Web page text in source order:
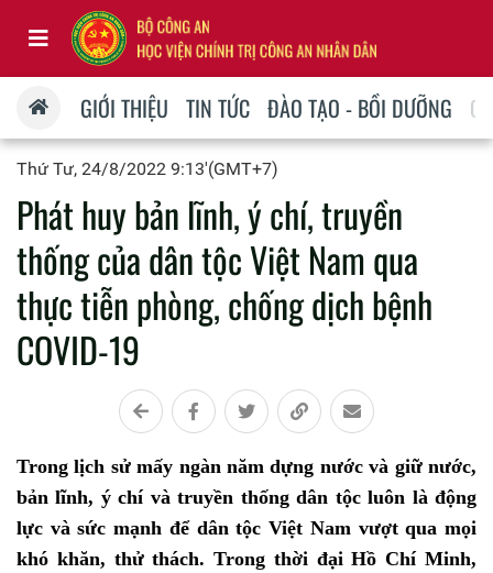
GIỚI THIỆU TIN TỨC ĐÀO TẠO - BỒI DƯỠNG
Thứ Tư, 24/8/2022 9:13'(GMT+7)
Phát huy bản lĩnh, ý chí, truyền
thống của dân tộc Việt Nam qua
thực tiễn phòng, chống dịch bệnh
COVID-19
Trong lịch sử mấy ngàn năm dựng nước và giữ nước,
bản lĩnh, ý chí và truyền thống dân tộc luôn là động
lực và sức mạnh để dân tộc Việt Nam vượt qua mọi
khó khăn, thử thách. Trong thời đại Hồ Chí Minh,